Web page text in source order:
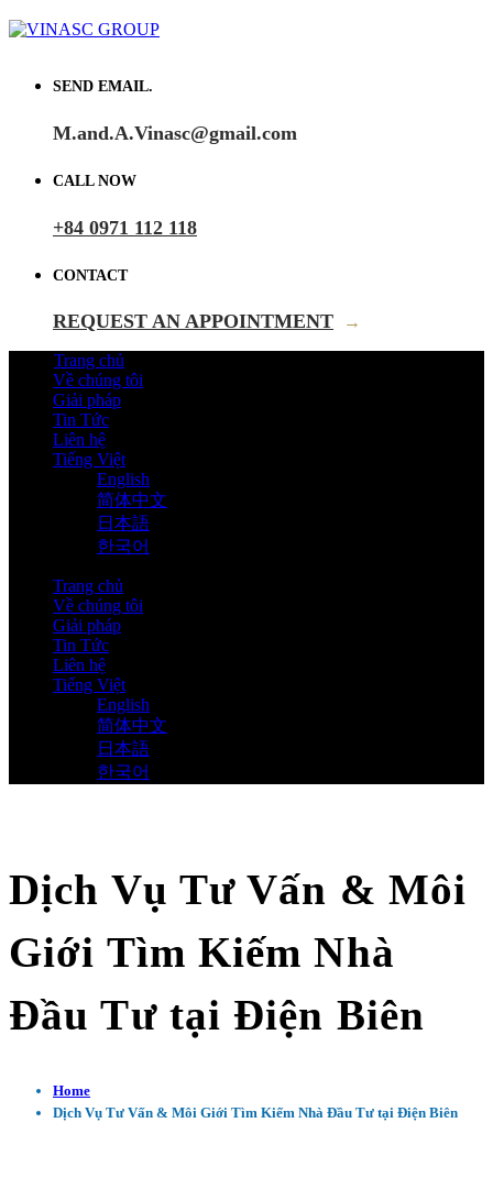
SEND EMAIL.
M.and.A.Vinasc@gmail.com
CALL NOW
+84 0971 112 118
CONTACT
REQUEST AN APPOINTMENT →
Trang chủ
Về chúng tôi
Giải pháp
Tin Tức
Liên hệ
Tiếng Việt
English
简体中文
日本語
한국어
Trang chủ
Về chúng tôi
Giải pháp
Tin Tức
Liên hệ
Tiếng Việt
English
简体中文
日本語
한국어
Dịch Vụ Tư Vấn & Môi
Giới Tìm Kiếm Nhà
Đầu Tư tại Điện Biên
Home
Dịch Vụ Tư Vấn & Môi Giới Tìm Kiếm Nhà Đầu Tư tại Điện Biên